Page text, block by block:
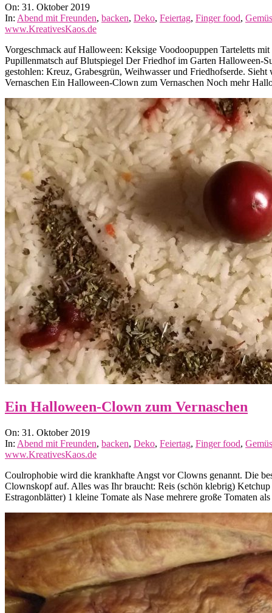
2019-
10-
31
On: 31. Oktober 2019
In: Abend mit Freunden, backen, Deko, Feiertag, Finger food,
www.KreativesKaos.de
Vorgeschmack auf Halloween: Keksige Voodoopuppen Tarteletts
Pupillenmatsch auf Blutspiegel Der Friedhof im Garten Halloween-
gestohlen: Kreuz, Grabesgrün, Weihwasser und Friedhofserde.
Vernaschen Ein Halloween-Clown zum Vernaschen Noch mehr
Ein Halloween-Clown zum Vernaschen
2019-
10-
31
On: 31. Oktober 2019
In: Abend mit Freunden, backen, Deko, Feiertag, Finger food,
www.KreativesKaos.de
Coulrophobie wird die krankhafte Angst vor Clowns genannt. Die
Clownskopf auf. Alles was Ihr braucht: Reis (schön klebrig)
Estragonblätter) 1 kleine Tomate als Nase mehrere große Tomaten